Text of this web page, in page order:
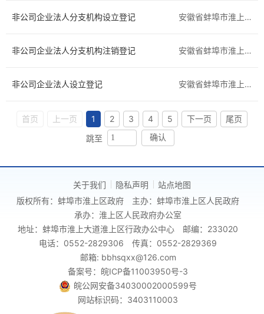
非公司企业法人分支机构设立登记 安徽省蚌埠市淮上区
非公司企业法人分支机构注销登记 安徽省蚌埠市淮上区
非公司企业法人设立登记 安徽省蚌埠市淮上区
首页 上一页 1 2 3 4 5 下一页
尾页
跳至
确认
关于我们 隐私声明
站点地图
版权所有：蚌埠市淮上区政府
主办：蚌埠市淮上区人民政府
承办：淮上区人民政府办公室
地址：蚌埠市淮上大道淮上区行政办公中心
邮编：233020
电话：0552-2829306
传真：0552-2829369
邮箱: bbhsqxx@126.com
备案号：皖ICP备11003950号-3
皖公网安备34030002000599号
网站标识码：3403110003